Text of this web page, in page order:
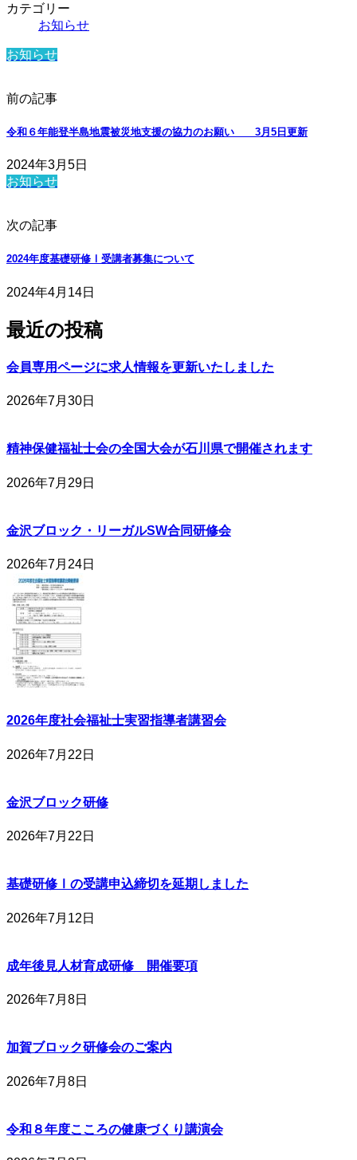
カテゴリー
お知らせ
お知らせ
前の記事
令和６年能登半島地震被災地支援の協力のお願い 3月5日更新
2024年3月5日
お知らせ
次の記事
2024年度基礎研修Ⅰ受講者募集について
2024年4月14日
最近の投稿
会員専用ページに求人情報を更新いたしました
2026年7月30日
精神保健福祉士会の全国大会が石川県で開催されます
2026年7月29日
金沢ブロック・リーガルSW合同研修会
2026年7月24日
2026年度社会福祉士実習指導者講習会
2026年7月22日
金沢ブロック研修
2026年7月22日
基礎研修Ⅰの受講申込締切を延期しました
2026年7月12日
成年後見人材育成研修 開催要項
2026年7月8日
加賀ブロック研修会のご案内
2026年7月8日
令和８年度こころの健康づくり講演会